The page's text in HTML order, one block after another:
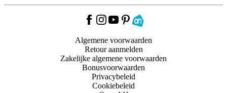
Algemene voorwaarden
Retour aanmelden
Zakelijke algemene voorwaarden
Bonusvoorwaarden
Privacybeleid
Cookiebeleid